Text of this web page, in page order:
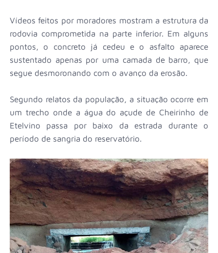
Vídeos feitos por moradores mostram a estrutura da
rodovia comprometida na parte inferior. Em alguns
pontos, o concreto já cedeu e o asfalto aparece
sustentado apenas por uma camada de barro, que
segue desmoronando com o avanço da erosão.
Segundo relatos da população, a situação ocorre em
um trecho onde a água do açude de Cheirinho de
Etelvino passa por baixo da estrada durante o
período de sangria do reservatório.